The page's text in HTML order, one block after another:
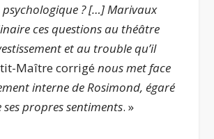
psychologique ? […] Marivaux
ces questions au théâtre
et au trouble qu’il
Maître corrigé nous met face
interne de Rosimond, égaré
propres sentiments. »